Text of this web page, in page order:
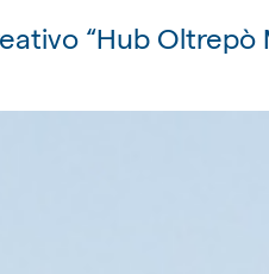
“Hub Oltrepò